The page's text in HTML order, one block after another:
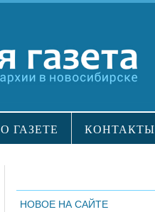
О ГАЗЕТЕ КОНТАКТЫ
НОВОЕ НА САЙТЕ